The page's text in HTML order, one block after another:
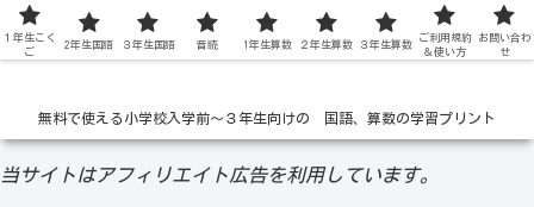
低学年の無料学習ドリル
無料で使える小学校入学前〜３年生向けの 国語、算数の学習プリント
当サイトはアフィリエイト広告を利用しています。
１年生こく
ご
2年生国語 ３年生国語 音読 1年生算数 ２年生算数 ３年生算数
ご利用規約
＆使い方
お問い合わ
せ